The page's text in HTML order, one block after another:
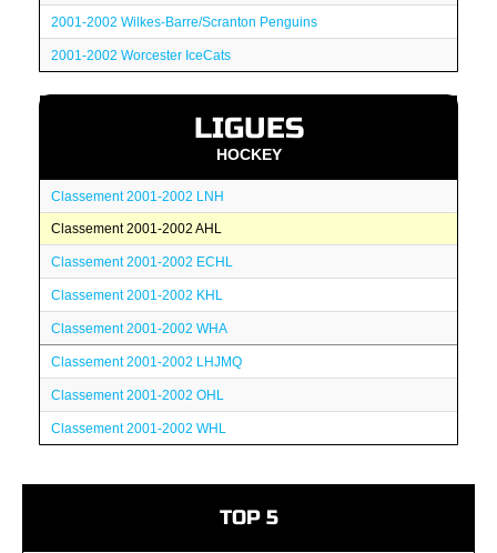
2001-2002 Wilkes-Barre/Scranton Penguins
2001-2002 Worcester IceCats
LIGUES
HOCKEY
Classement 2001-2002 LNH
Classement 2001-2002 AHL
Classement 2001-2002 ECHL
Classement 2001-2002 KHL
Classement 2001-2002 WHA
Classement 2001-2002 LHJMQ
Classement 2001-2002 OHL
Classement 2001-2002 WHL
TOP 5